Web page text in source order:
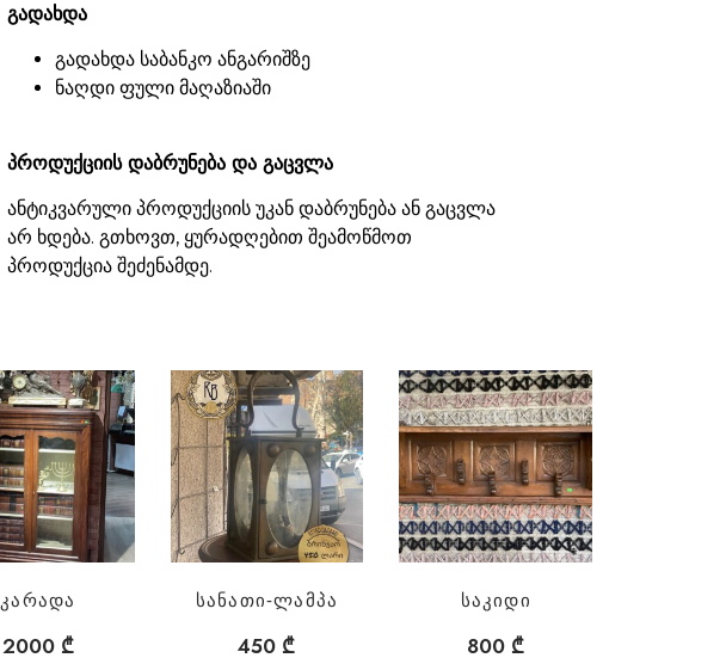
გადახდა
გადახდა საბანკო ანგარიშზე
ნაღდი ფული მაღაზიაში
პროდუქციის დაბრუნება და გაცვლა
ანტიკვარული პროდუქციის უკან დაბრუნება ან გაცვლა
არ ხდება. გთხოვთ, ყურადღებით შეამოწმოთ
პროდუქცია შეძენამდე.
კარადა
2000 ₾
სანათი-ლამპა
450 ₾
საკიდი
800 ₾